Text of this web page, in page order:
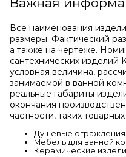
Все наименования
размеры. Фактический
а также на чертеже.
сантехнических изделий
условная величина,
занимаемой в ванной
реальные габариты
окончания
частности, таких
Душевые ограждения;
Мебель для ванной
Керамические